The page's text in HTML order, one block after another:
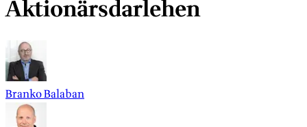
Aktionärsdarlehen
Branko Balaban